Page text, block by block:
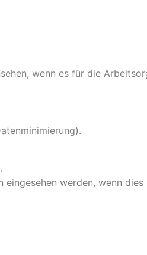
wenn es für die
.
werden, wenn